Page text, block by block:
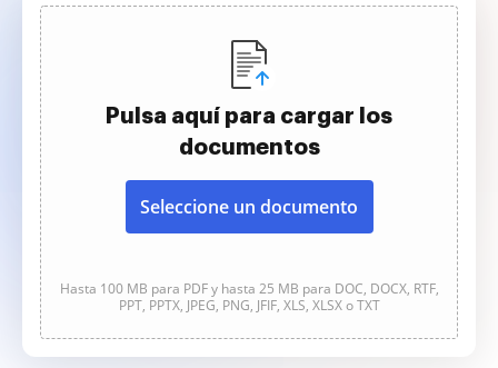
Pulsa aquí para cargar los
documentos
Seleccione un documento
Hasta 100 MB para PDF y hasta 25 MB para DOC, DOCX, RTF,
PPT, PPTX, JPEG, PNG, JFIF, XLS, XLSX o TXT